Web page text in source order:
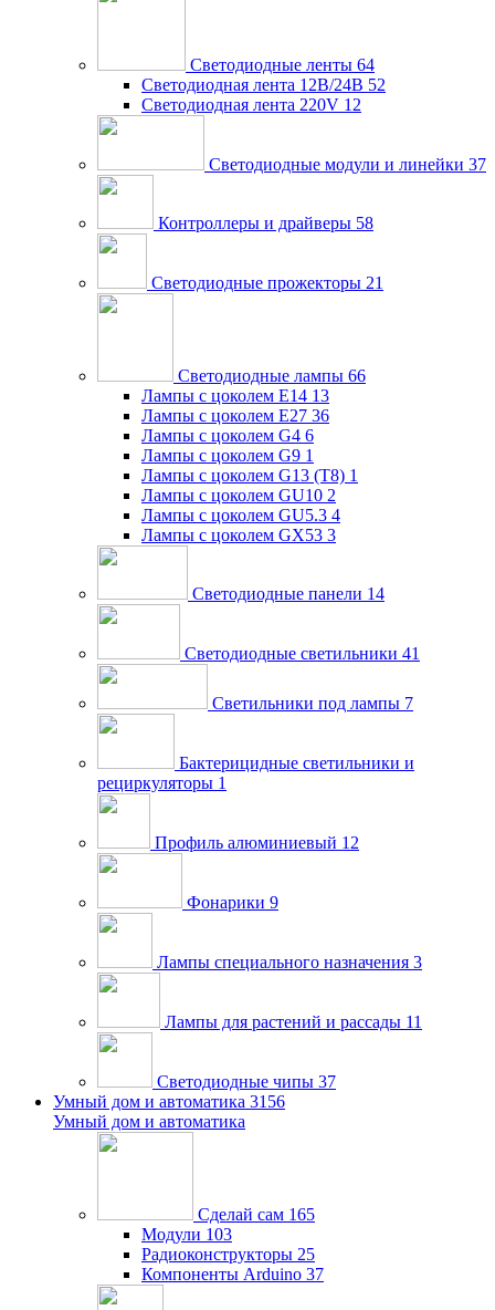
Светодиодные ленты 64
Светодиодная лента 12В/24В 52
Светодиодная лента 220V 12
Светодиодные модули и линейки 37
Контроллеры и драйверы 58
Светодиодные прожекторы 21
Светодиодные лампы 66
Лампы с цоколем E14 13
Лампы с цоколем E27 36
Лампы с цоколем G4 6
Лампы с цоколем G9 1
Лампы с цоколем G13 (Т8) 1
Лампы с цоколем GU10 2
Лампы с цоколем GU5.3 4
Лампы с цоколем GX53 3
Светодиодные панели 14
Светодиодные светильники 41
Светильники под лампы 7
Бактерицидные светильники и
рециркуляторы 1
Профиль алюминиевый 12
Фонарики 9
Лампы специального назначения 3
Лампы для растений и рассады 11
Светодиодные чипы 37
Умный дом и автоматика 3156
Умный дом и автоматика
Сделай сам 165
Модули 103
Радиоконструкторы 25
Компоненты Arduino 37